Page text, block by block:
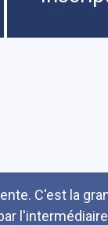
C'est la